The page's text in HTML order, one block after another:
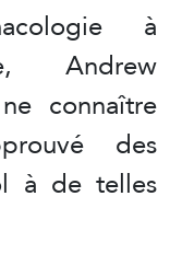
à
Andrew
connaître
des
à de telles